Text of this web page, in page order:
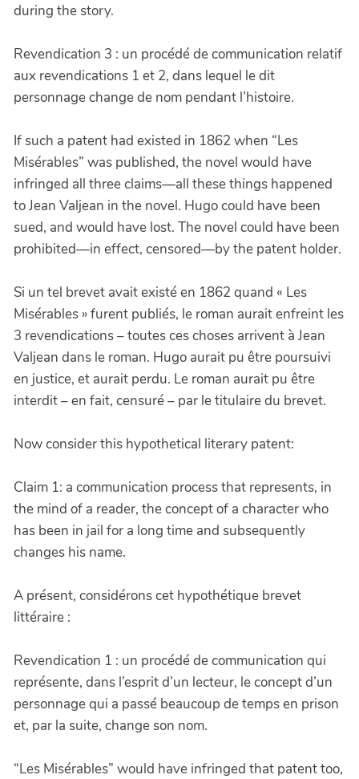
during the story.
Revendication 3 : un procédé de communication relatif
aux revendications 1 et 2, dans lequel le dit
personnage change de nom pendant l’histoire.
If such a patent had existed in 1862 when “Les
Misérables” was published, the novel would have
infringed all three claims—all these things happened
to Jean Valjean in the novel. Hugo could have been
sued, and would have lost. The novel could have been
prohibited—in effect, censored—by the patent holder.
Si un tel brevet avait existé en 1862 quand « Les
Misérables » furent publiés, le roman aurait enfreint les
3 revendications – toutes ces choses arrivent à Jean
Valjean dans le roman. Hugo aurait pu être poursuivi
en justice, et aurait perdu. Le roman aurait pu être
interdit – en fait, censuré – par le titulaire du brevet.
Now consider this hypothetical literary patent:
Claim 1: a communication process that represents, in
the mind of a reader, the concept of a character who
has been in jail for a long time and subsequently
changes his name.
A présent, considérons cet hypothétique brevet
littéraire :
Revendication 1 : un procédé de communication qui
représente, dans l’esprit d’un lecteur, le concept d’un
personnage qui a passé beaucoup de temps en prison
et, par la suite, change son nom.
“Les Misérables” would have infringed that patent too,